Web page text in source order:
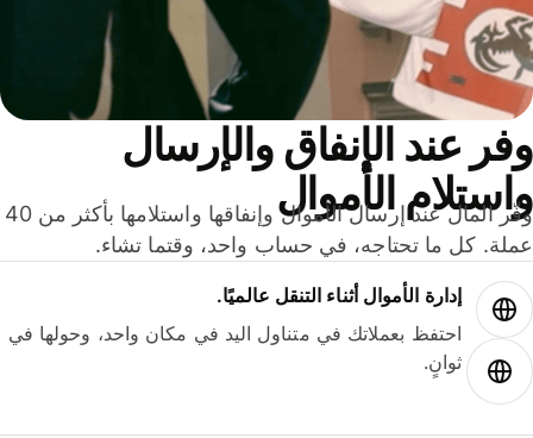
عند الإنفاق والإرسال
الأموال
وفّر المال عند إرسال الأموال وإنفاقها واستلامها بأكثر من 40
كل ما تحتاجه، في حساب واحد، وقتما تشاء.
إدارة الأموال أثناء التنقل عالميًا.
احتفظ بعملاتك في متناول اليد في مكان واحد، وحولها في
ثوانٍ.